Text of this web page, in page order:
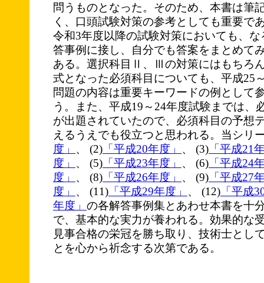
問うものとなった。そのため、本書は筆
く、口頭試験対策の参考としても重要で
令和3年度以降の試験対策においても、
答事例に接し、自分でも答案をまとめて
ある。選択科目Ⅱ、Ⅲの対策にはもちろ
式となった必須科目についても、平成25
問題の内容は重要キーワードの例として
う。また、平成19～24年度試験までは、
が出題されていたので、必須科目の予想
えるうえでも役立つと思われる。当シリ
度」 、 (2) 「平成20年度」 、 (3) 「平成21
度」 、 (5) 「平成23年度」 、 (6) 「平成24
度」 、 (8) 「平成26年度」 、 (9) 「平成27
度」 、 (11) 「平成29年度」 、 (12) 「平成
年度」 の各解答事例集とあわせ本書を十
で、基本的な実力が養われる。効果的な
見事合格の栄冠を勝ち取り、技術士とし
とを心から祈念する次第である。